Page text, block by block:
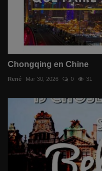
Chongqing en Chine
René Mar 30, 2026 0 31